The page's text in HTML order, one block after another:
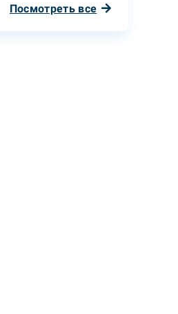
Посмотреть все